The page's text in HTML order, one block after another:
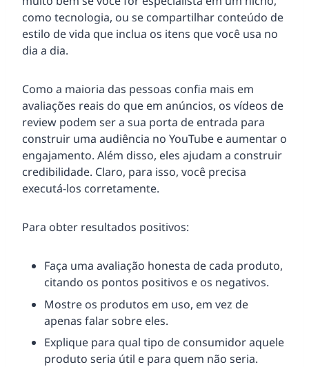
como tecnologia, ou se compartilhar conteúdo de
estilo de vida que inclua os itens que você usa no
dia a dia.
Como a maioria das pessoas confia mais em
avaliações reais do que em anúncios, os vídeos de
review podem ser a sua porta de entrada para
construir uma audiência no YouTube e aumentar o
engajamento. Além disso, eles ajudam a construir
credibilidade. Claro, para isso, você precisa
executá-los corretamente.
Para obter resultados positivos:
Faça uma avaliação honesta de cada produto,
citando os pontos positivos e os negativos.
Mostre os produtos em uso, em vez de
apenas falar sobre eles.
Explique para qual tipo de consumidor aquele
produto seria útil e para quem não seria.